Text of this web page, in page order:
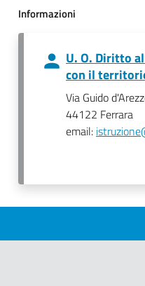
Informazioni
U. O. Diritto
con il
Via Guido
44122 Ferrara
email: